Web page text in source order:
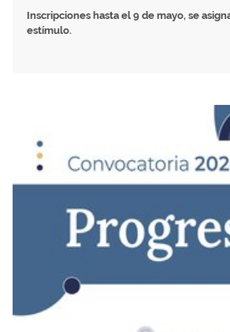
Inscripciones hasta el 9 de mayo, se
estímulo.